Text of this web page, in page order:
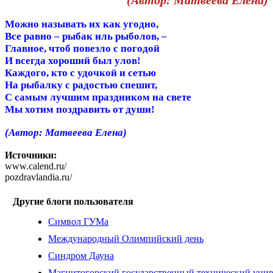
Можно называть их как угодно,
Все равно – рыбак иль рыболов, –
Главное, чтоб повезло с погодой
И всегда хороший был улов!
Каждого, кто с удочкой и сетью
На рыбалку с радостью спешит,
С самым лучшим праздником на свете
Мы хотим поздравить от души!
(Автор: Матвеева Елена)
Источники:
www.calend.ru/
pozdravlandia.ru/
Другие блоги пользователя
Символ ГУМа
Международный Олимпийский день
Синдром Дауна